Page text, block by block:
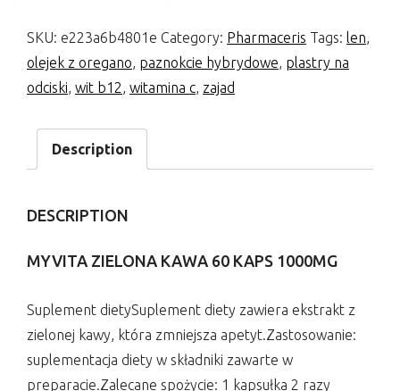
SKU: e223a6b4801e Category: Pharmaceris Tags: len,
olejek z oregano, paznokcie hybrydowe, plastry na
odciski, wit b12, witamina c, zajad
Description
DESCRIPTION
MYVITA ZIELONA KAWA 60 KAPS 1000MG
Suplement dietySuplement diety zawiera ekstrakt z
zielonej kawy, która zmniejsza apetyt.Zastosowanie:
suplementacja diety w składniki zawarte w
preparacie.Zalecane spożycie: 1 kapsułka 2 razy